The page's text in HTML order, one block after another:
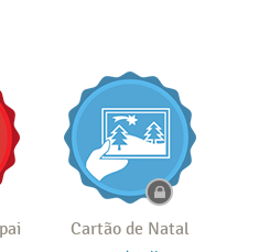
Cartão de Natal